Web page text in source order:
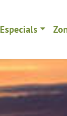
Especials